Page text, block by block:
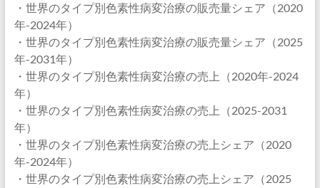
・世界のタイプ別色素性病変治療の販売量シェア（2020
年-2024年）
・世界のタイプ別色素性病変治療の販売量シェア（2025
年-2031年）
・世界のタイプ別色素性病変治療の売上（2020年-2024
年）
・世界のタイプ別色素性病変治療の売上（2025-2031
年）
・世界のタイプ別色素性病変治療の売上シェア（2020
年-2024年）
・世界のタイプ別色素性病変治療の売上シェア（2025